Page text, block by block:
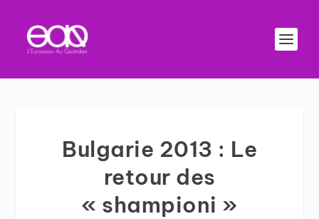
Bulgarie 2013 : Le
retour des
« shampioni »